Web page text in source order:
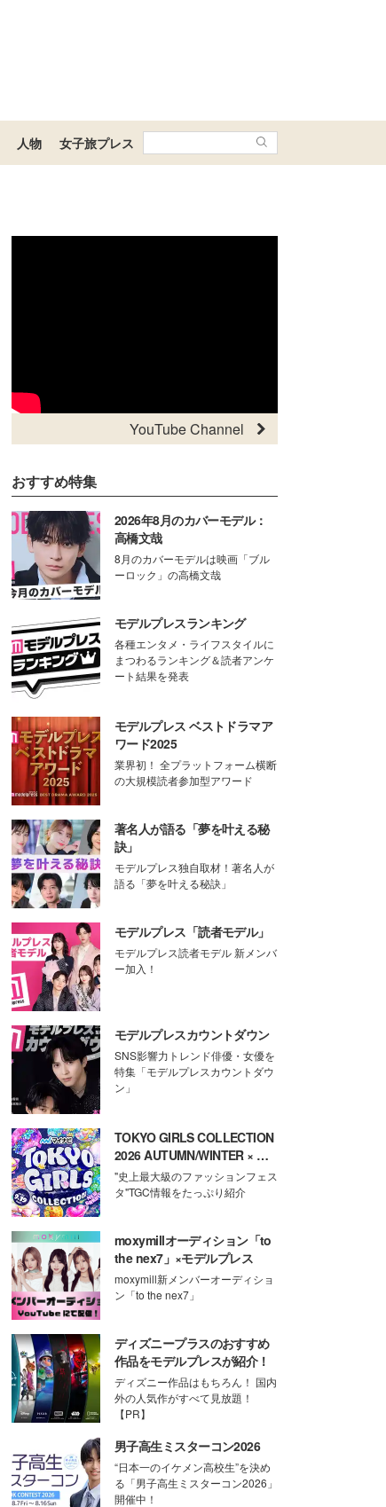
人物 女子旅プレス
YouTube Channel
おすすめ特集
2026年8月のカバーモデル：
高橋文哉
8月のカバーモデルは映画「ブル
ーロック」の高橋文哉
モデルプレスランキング
各種エンタメ・ライフスタイルに
まつわるランキング＆読者アンケ
ート結果を発表
モデルプレス ベストドラマア
ワード2025
業界初！ 全プラットフォーム横断
の大規模読者参加型アワード
著名人が語る「夢を叶える秘
訣」
モデルプレス独自取材！著名人が
語る「夢を叶える秘訣」
モデルプレス「読者モデル」
モデルプレス読者モデル 新メンバ
ー加入！
モデルプレスカウントダウン
SNS影響力トレンド俳優・女優を
特集「モデルプレスカウントダウ
ン」
TOKYO GIRLS COLLECTION
2026 AUTUMN/WINTER × モ
デルプレス
"史上最大級のファッションフェス
タ"TGC情報をたっぷり紹介
moxymillオーディション「to
the nex7」×モデルプレス
moxymill新メンバーオーディショ
ン「to the nex7」
ディズニープラスのおすすめ
作品をモデルプレスが紹介！
ディズニー作品はもちろん！ 国内
外の人気作がすべて見放題！
【PR】
男子高生ミスターコン2026
“日本一のイケメン高校生”を決め
る「男子高生ミスターコン2026」
開催中！